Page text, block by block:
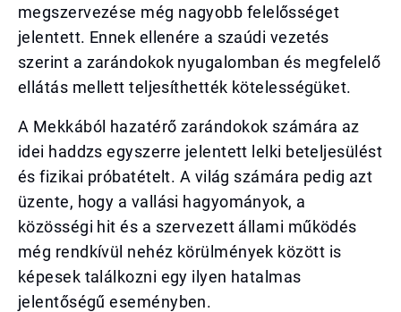
megszervezése még nagyobb felelősséget
jelentett. Ennek ellenére a szaúdi vezetés
szerint a zarándokok nyugalomban és megfelelő
ellátás mellett teljesíthették kötelességüket.
A Mekkából hazatérő zarándokok számára az
idei haddzs egyszerre jelentett lelki beteljesülést
és fizikai próbatételt. A világ számára pedig azt
üzente, hogy a vallási hagyományok, a
közösségi hit és a szervezett állami működés
még rendkívül nehéz körülmények között is
képesek találkozni egy ilyen hatalmas
jelentőségű eseményben.